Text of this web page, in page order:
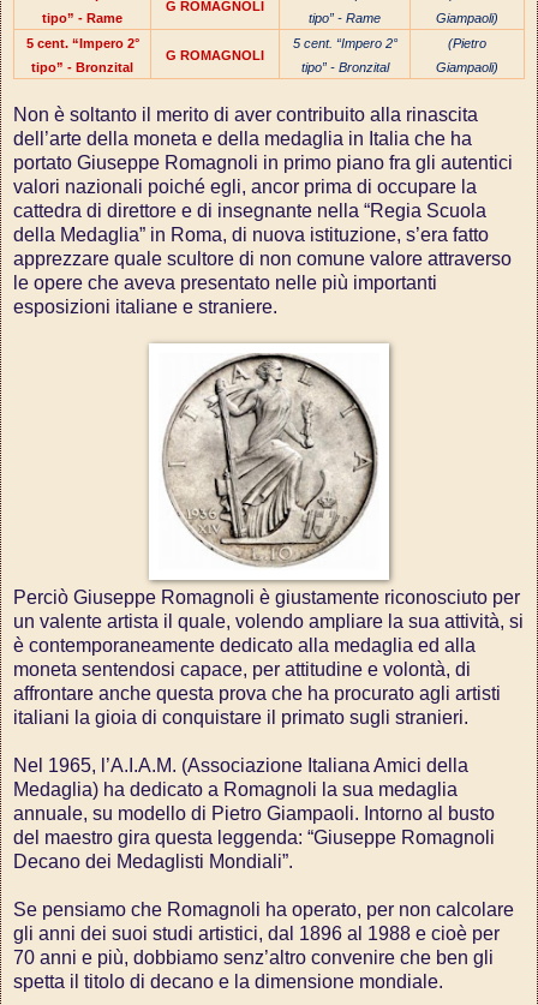
tipo” - Rame
G ROMAGNOLI
tipo” - Rame
Giampaoli)
5 cent. “Impero 2°
tipo” - Bronzital
G ROMAGNOLI
5 cent. “Impero 2°
tipo” - Bronzital
(Pietro
Giampaoli)
Non è soltanto il merito di aver contribuito alla rinascita
dell’arte della moneta e della medaglia in Italia che ha
portato Giuseppe Romagnoli in primo piano fra gli autentici
valori nazionali poiché egli, ancor prima di occupare la
cattedra di direttore e di insegnante nella “Regia Scuola
della Medaglia” in Roma, di nuova istituzione, s’era fatto
apprezzare quale scultore di non comune valore attraverso
le opere che aveva presentato nelle più importanti
esposizioni italiane e straniere.
Perciò Giuseppe Romagnoli è giustamente riconosciuto per
un valente artista il quale, volendo ampliare la sua attività, si
è contemporaneamente dedicato alla medaglia ed alla
moneta sentendosi capace, per attitudine e volontà, di
affrontare anche questa prova che ha procurato agli artisti
italiani la gioia di conquistare il primato sugli stranieri.
Nel 1965, l’A.I.A.M. (Associazione Italiana Amici della
Medaglia) ha dedicato a Romagnoli la sua medaglia
annuale, su modello di Pietro Giampaoli. Intorno al busto
del maestro gira questa leggenda: “Giuseppe Romagnoli
Decano dei Medaglisti Mondiali”.
Se pensiamo che Romagnoli ha operato, per non calcolare
gli anni dei suoi studi artistici, dal 1896 al 1988 e cioè per
70 anni e più, dobbiamo senz’altro convenire che ben gli
spetta il titolo di decano e la dimensione mondiale.